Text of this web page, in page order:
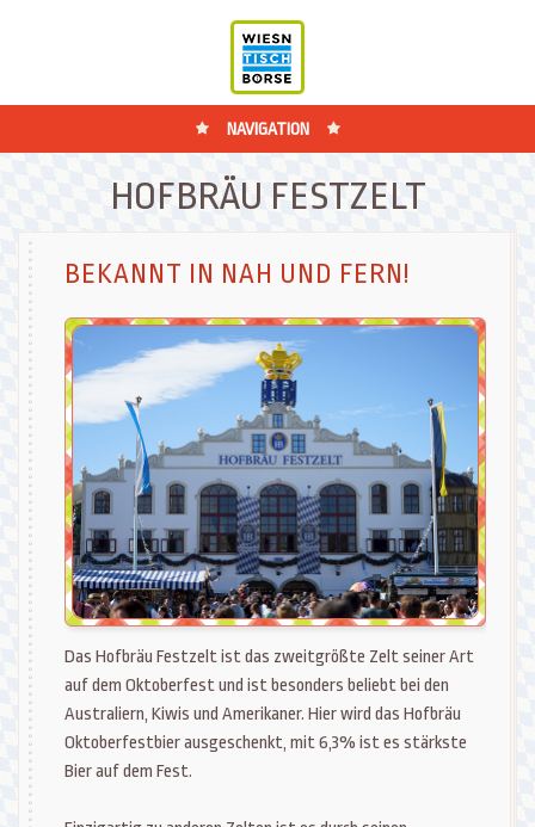
NAVIGATION
HOFBRÄU FESTZELT
BEKANNT IN NAH UND FERN!
Das Hofbräu Festzelt ist das zweitgrößte Zelt seiner Art
auf dem Oktoberfest und ist besonders beliebt bei den
Australiern, Kiwis und Amerikaner. Hier wird das Hofbräu
Oktoberfestbier ausgeschenkt, mit 6,3% ist es stärkste
Bier auf dem Fest.